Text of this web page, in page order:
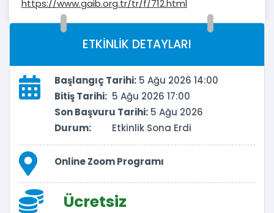
https://www.gaib.org.tr/tr/f/712.html
ETKİNLİK DETAYLARI
Başlangıç Tarihi: 5 Ağu 2026 14:00
Bitiş Tarihi: 5 Ağu 2026 17:00
Son Başvuru Tarihi: 5 Ağu 2026
Durum:
Etkinlik Sona Erdi
Online Zoom Programı
Ücretsiz